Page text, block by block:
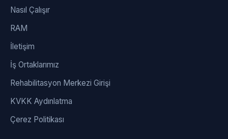
Nasıl Çalışır
RAM
İletişim
İş Ortaklarımız
Rehabilitasyon Merkezi Girişi
KVKK Aydınlatma
Çerez Politikası